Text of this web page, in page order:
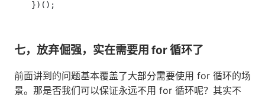
七，放弃倔强，实在需要用 for 循环了
前面讲到的问题基本覆盖了大部分需要使用 for 循环的场
景。那是否我们可以保证永远不用 for 循环呢？其实不